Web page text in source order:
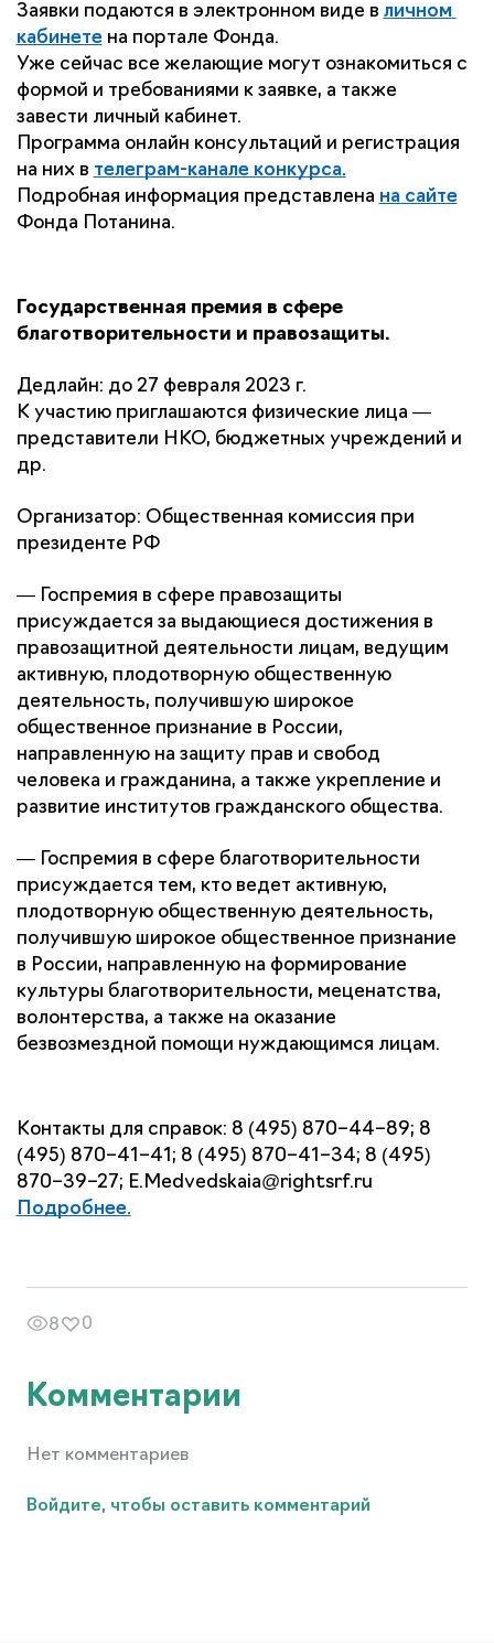
Заявки подаются в электронном виде в личном
кабинете на портале Фонда.
Уже сейчас все желающие могут ознакомиться с
формой и требованиями к заявке, а также
завести личный кабинет.
Программа онлайн консультаций и регистрация
на них в телеграм-канале конкурса.
Подробная информация представлена на сайте
Фонда Потанина.
Государственная премия в сфере
благотворительности и правозащиты.
Дедлайн: до 27 февраля 2023 г.
К участию приглашаются физические лица —
представители НКО, бюджетных учреждений и
др.
Организатор: Общественная комиссия при
президенте РФ
— Госпремия в сфере правозащиты
присуждается за выдающиеся достижения в
правозащитной деятельности лицам, ведущим
активную, плодотворную общественную
деятельность, получившую широкое
общественное признание в России,
направленную на защиту прав и свобод
человека и гражданина, а также укрепление и
развитие институтов гражданского общества.
— Госпремия в сфере благотворительности
присуждается тем, кто ведет активную,
плодотворную общественную деятельность,
получившую широкое общественное признание
в России, направленную на формирование
культуры благотворительности, меценатства,
волонтерства, а также на оказание
безвозмездной помощи нуждающимся лицам.
Контакты для справок: 8 (495) 870–44–89; 8
(495) 870–41–41; 8 (495) 870–41–34; 8 (495)
870–39–27; E.Medvedskaia@rightsrf.ru
Подробнее.
8 0
Комментарии
Нет комментариев
Войдите, чтобы оставить комментарий